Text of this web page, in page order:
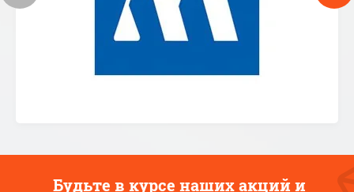
Будьте в курсе наших акций и